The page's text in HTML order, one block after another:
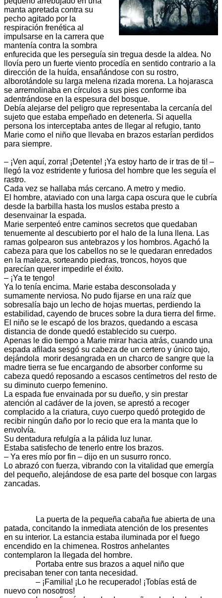
manta apretada contra su
pecho agitado por la
respiración frenética al
impulsarse en la carrera que
mantenía contra la sombra
enfurecida que les perseguía sin tregua desde la aldea. No
llovía pero un fuerte viento procedía en sentido contrario a la
dirección de la huída, ensañándose con su rostro,
alborotándole su larga melena rizada morena. La hojarasca
se arremolinaba en círculos a sus pies conforme iba
adentrándose en la espesura del bosque.
Debía alejarse del peligro que representaba la cercanía del
sujeto que estaba empeñado en detenerla. Si aquella
persona los interceptaba antes de llegar al refugio, tanto
Marie como el niño que llevaba en brazos estarían perdidos
para siempre.
– ¡Ven aquí, zorra! ¡Detente! ¡Ya estoy harto de ir tras de ti! –
llegó la voz estridente y furiosa del hombre que les seguía el
rastro.
Cada vez se hallaba más cercano. A metro y medio.
El hombre, ataviado con una larga capa oscura que le cubría
desde la barbilla hasta los muslos estaba presto a
desenvainar la espada.
Marie serpenteó entre caminos secretos que quedaban
tenuemente al descubierto por el halo de la luna llena. Las
ramas golpearon sus antebrazos y los hombros. Agachó la
cabeza para que los cabellos no se le quedaran enredados
en la maleza, sorteando piedras, troncos, hoyos que
parecían querer impedirle el éxito.
– ¡Ya te tengo!
Ya lo tenía encima. Marie estaba desconsolada y
sumamente nerviosa. No pudo fijarse en una raíz que
sobresalía bajo un lecho de hojas muertas, perdiendo la
estabilidad, cayendo de bruces sobre la dura tierra del firme.
El niño se le escapó de los brazos, quedando a escasa
distancia de donde quedó establecido su cuerpo.
Apenas le dio tiempo a Marie mirar hacia atrás, cuando una
espada afilada sesgó su cabeza de un certero y único tajo,
dejándola morir desangrada en un charco de sangre que la
madre tierra se fue encargando de absorber conforme su
cabeza quedó reposando a escasos centímetros del resto de
su diminuto cuerpo femenino.
La espada fue envainada por su dueño, y sin prestar
atención al cadáver de la joven, se aprestó a recoger
complacido a la criatura, cuyo cuerpo quedó protegido de
recibir ningún daño por lo recio que era la manta que lo
envolvía.
Su dentadura refulgía a la pálida luz lunar.
Estaba satisfecho de tenerlo entre los brazos.
– Ya eres mío por fin – dijo en un susurro ronco.
Lo abrazó con fuerza, vibrando con la vitalidad que emergía
del pequeño, alejándose de esa parte del bosque con largas
zancadas.
La puerta de la pequeña cabaña fue abierta de una
patada, concitando la inmediata atención de los presentes
en su interior. La estancia estaba iluminada por el fuego
encendido en la chimenea. Rostros anhelantes
contemplaron la llegada del hombre.
Portaba entre sus brazos a aquel niño que
precisaban tener con tanta necesidad.
– ¡Familia! ¡Lo he recuperado! ¡Tobías está de
nuevo con nosotros!